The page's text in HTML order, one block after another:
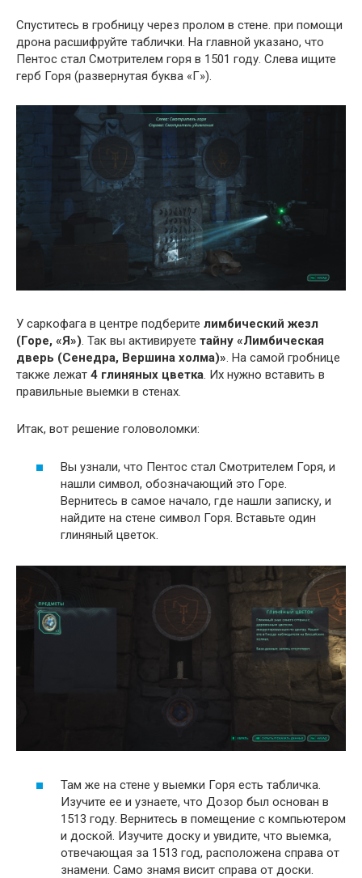
Спуститесь в гробницу через пролом в стене. при помощи
дрона расшифруйте таблички. На главной указано, что
Пентос стал Смотрителем горя в 1501 году. Слева ищите
герб Горя (развернутая буква «Г»).
У саркофага в центре подберите лимбический жезл
(Горе, «Я»). Так вы активируете тайну «Лимбическая
дверь (Сенедра, Вершина холма)». На самой гробнице
также лежат 4 глиняных цветка. Их нужно вставить в
правильные выемки в стенах.
Итак, вот решение головоломки:
Вы узнали, что Пентос стал Смотрителем Горя, и
нашли символ, обозначающий это Горе.
Вернитесь в самое начало, где нашли записку, и
найдите на стене символ Горя. Вставьте один
глиняный цветок.
Там же на стене у выемки Горя есть табличка.
Изучите ее и узнаете, что Дозор был основан в
1513 году. Вернитесь в помещение с компьютером
и доской. Изучите доску и увидите, что выемка,
отвечающая за 1513 год, расположена справа от
знамени. Само знамя висит справа от доски.